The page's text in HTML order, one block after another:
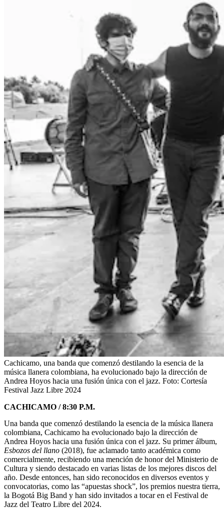
Cachicamo, una banda que comenzó destilando la esencia de la
música llanera colombiana, ha evolucionado bajo la dirección de
Andrea Hoyos hacia una fusión única con el jazz. Foto: Cortesía
Festival Jazz Libre 2024
CACHICAMO / 8:30 P.M.
Una banda que comenzó destilando la esencia de la música llanera
colombiana, Cachicamo ha evolucionado bajo la dirección de
Andrea Hoyos hacia una fusión única con el jazz. Su primer álbum,
Esbozos del llano (2018), fue aclamado tanto académica como
comercialmente, recibiendo una mención de honor del Ministerio de
Cultura y siendo destacado en varias listas de los mejores discos del
año. Desde entonces, han sido reconocidos en diversos eventos y
convocatorias, como las “apuestas shock”, los premios nuestra tierra,
la Bogotá Big Band y han sido invitados a tocar en el Festival de
Jazz del Teatro Libre del 2024.